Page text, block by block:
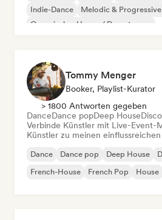
Indie-Dance
Melodic &
Organischer House / Downtempo
Tommy Menger
Booker, Playlist-Kurator
> 1800 Antworten gegeben
DanceDance popDeep HouseDisco
Verbinde Künstler mit Live-Event-
Künstler zu meinen
Dance Dance pop Deep House
French-House
French Pop House